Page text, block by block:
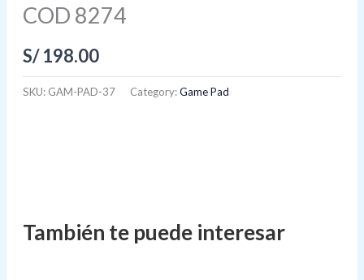
COD 8274
S/198.00
SKU: GAM-PAD-37 Category:Game Pad